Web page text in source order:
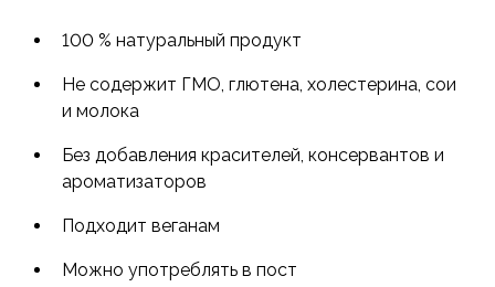
100 % натуральный продукт
Не содержит ГМО, глютена, холестерина, сои
и молока
Без добавления красителей, консервантов и
ароматизаторов
Подходит веганам
Можно употреблять в пост